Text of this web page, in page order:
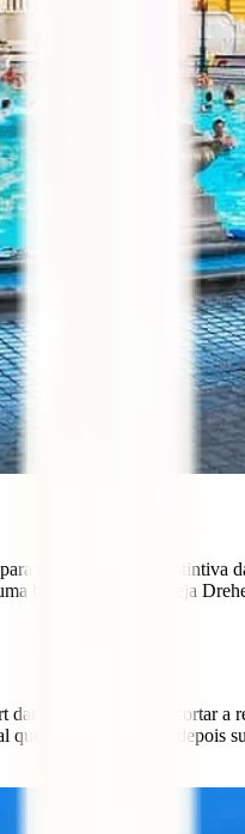
muitos, a marca
boa caneca de cerveja
te-á uma vista de cortar
poderás visitar, e depois